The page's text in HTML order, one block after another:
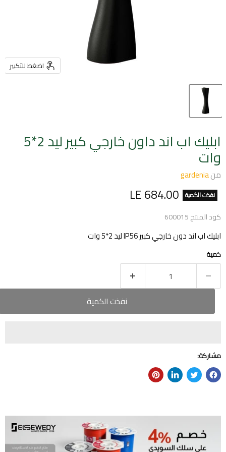
اضغط للتكبير
ابليك اب اند داون خارجي كبير ليد 2*5
وات
منgardenia
نفذت الكمية السعر الحالي
LE 684.00
كود المنتج600015
ابليك اب اند دون خارجي كبير IP56 ليد 2*5 وات
كمية
نفذت الكمية
مشاركة: